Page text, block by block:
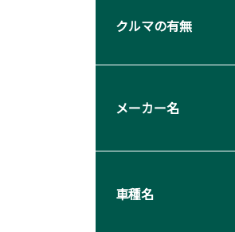
クルマの有無
メーカー名
車種名